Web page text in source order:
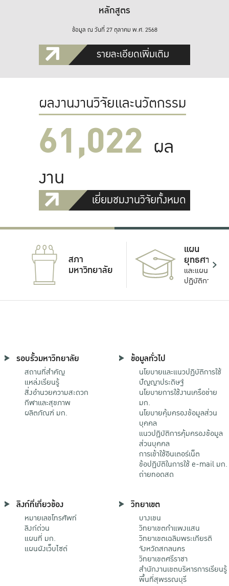
หลักสูตร
ข้อมูล ณ วันที่ 27 ตุลาคม พ.ศ. 2568
รายละเอียดเพิ่มเติม
ผลงานงานวิจัยและนวัตกรรม
61,022 ผล
งาน
เยี่ยมชมงานวิจัยทั้งหมด
สภา
มหาวิทยาลัย
แผน
ยุทธศาสตร์
และแผน
ปฏิบัติการ
รอบรั้วมหาวิทยาลัย
สถานที่สำคัญ
แหล่งเรียนรู้
สิ่งอำนวยความสะดวก
กีฬาและสุขภาพ
ผลิตภัณฑ์ มก.
ข้อมูลทั่วไป
นโยบายและแนวปฏิบัติการใช้
ปัญญาประดิษฐ์
นโยบายการใช้งานเครือข่าย
มก.
นโยบายคุ้มครองข้อมูลส่วน
บุคคล
แนวปฏิบัติการคุ้มครองข้อมูล
ส่วนบุคคล
การเข้าใช้อินเตอร์เน็ต
ข้อปฏิบัติในการใช้ e-mail มก.
ถ่ายทอดสด
ลิงก์ที่เกี่ยวข้อง
หมายเลขโทรศัพท์
ลิงก์ด่วน
แผนที่ มก.
แผนผังเว็บไซต์
วิทยาเขต
บางเขน
วิทยาเขตกําแพงแสน
วิทยาเขตเฉลิมพระเกียรติ
จังหวัดสกลนคร
วิทยาเขตศรีราชา
สำนักงานเขตบริหารการเรียนรู้
พื้นที่สุพรรณบุรี